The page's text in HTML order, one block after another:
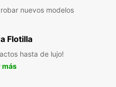
nuevos modelos
Flotilla
hasta de lujo!
más